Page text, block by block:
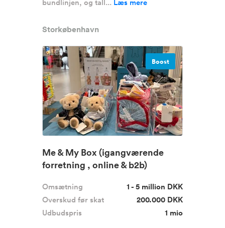
bundlinjen, og tall... Læs mere
Storkøbenhavn
Boost
Me & My Box (igangværende
forretning , online & b2b)
Omsætning
1 - 5 million DKK
Overskud før skat
200.000 DKK
Udbudspris
1 mio